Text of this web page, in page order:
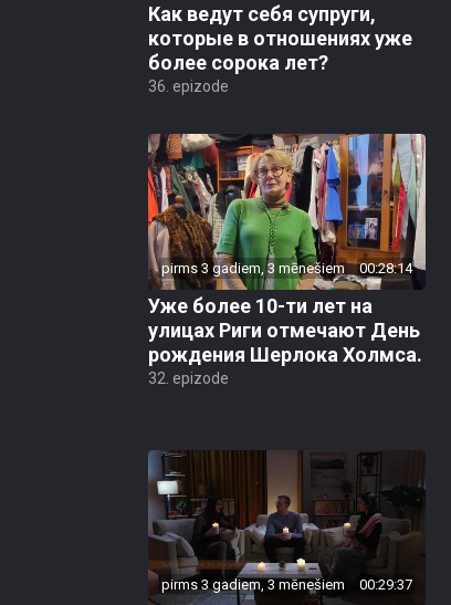
Как ведут себя супруги,
которые в отношениях уже
более сорока лет?
36. epizode
pirms 3 gadiem, 3 mēnešiem 00:28:14
Уже более 10-ти лет на
улицах Риги отмечают День
рождения Шерлока Холмса.
32. epizode
pirms 3 gadiem, 3 mēnešiem 00:29:37